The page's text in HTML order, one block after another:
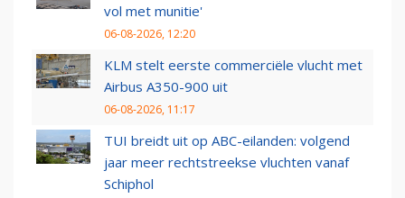
vol met munitie'
06-08-2026, 12:20
KLM stelt eerste commerciële vlucht met
Airbus A350-900 uit
06-08-2026, 11:17
TUI breidt uit op ABC-eilanden: volgend
jaar meer rechtstreekse vluchten vanaf
Schiphol